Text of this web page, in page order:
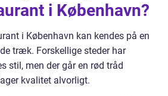
i København?
i København kan kendes på en
træk. Forskellige steder har
stil, men der går en rød tråd
kvalitet alvorligt.